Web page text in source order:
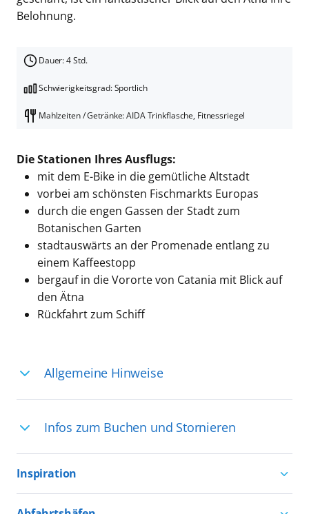
Belohnung.
Dauer: 4 Std.
Schwierigkeitsgrad: Sportlich
Mahlzeiten / Getränke: AIDA Trinkflasche, Fitnessriegel
Die Stationen Ihres Ausflugs:
mit dem E-Bike in die gemütliche Altstadt
vorbei am schönsten Fischmarkts Europas
durch die engen Gassen der Stadt zum
Botanischen Garten
stadtauswärts an der Promenade entlang zu
einem Kaffeestopp
bergauf in die Vororte von Catania mit Blick auf
den Ätna
Rückfahrt zum Schiff
Allgemeine Hinweise
Deutschsprachige Reiseleiter:innen sind
in vielen Regionen verfügbar, aber in
einigen Ländern selten, sodass dort
englischsprachige Expert:innen die
Infos zum Buchen und Stornieren
entweder bereits vor der Reise bis kurz
Inspiration
Aktivurlaub mit AIDA